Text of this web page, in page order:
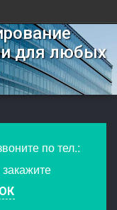
для любых
по тел.: